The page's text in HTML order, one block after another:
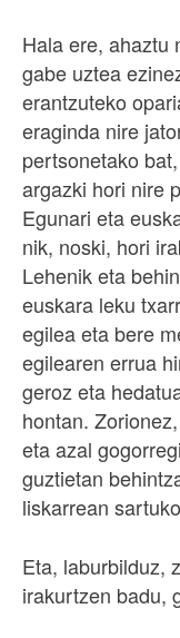
Hala ere, ahaztu
gabe uztea
erantzuteko
eraginda nire
pertsonetako
argazki hori nire
Egunari eta
nik, noski, hori
Lehenik eta
euskara leku
egilea eta bere
egilearen errua
geroz eta
hontan.
eta azal
guztietan
liskarrean
Eta, laburbilduz,
irakurtzen badu,